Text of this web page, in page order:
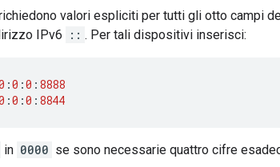
valori espliciti per tutti gli otto campi
IPv6
:: . Per tali dispositivi inserisci:
:0 :0 : 8888
:0 :0 : 8844
in 0000 se sono necessarie quattro cifre